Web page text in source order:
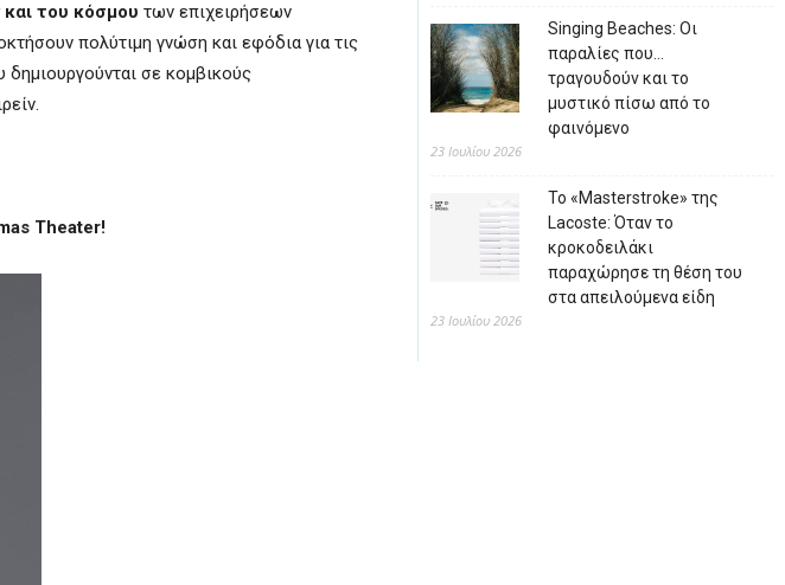
του κόσμου των επιχειρήσεων
πολύτιμη γνώση και εφόδια για τις
δημιουργούνται σε κομβικούς
Theater!
Singing Beaches: Οι
παραλίες που…
τραγουδούν και το
μυστικό πίσω από το
φαινόμενο
23 Ιουλίου 2026
Το «Masterstroke» της
Lacoste: Όταν το
κροκοδειλάκι
παραχώρησε τη θέση του
στα απειλούμενα είδη
23 Ιουλίου 2026